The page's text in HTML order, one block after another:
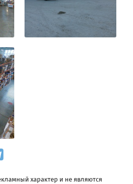
характер и не являются